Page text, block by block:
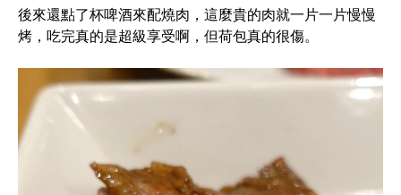
後來還點了杯啤酒來配燒肉，這麼貴的肉就一片一片慢慢
烤，吃完真的是超級享受啊，但荷包真的很傷。